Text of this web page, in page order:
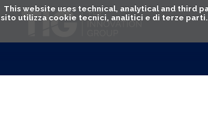
This website uses technical, analytical and third
sito utilizza cookie tecnici, analitici e di terze